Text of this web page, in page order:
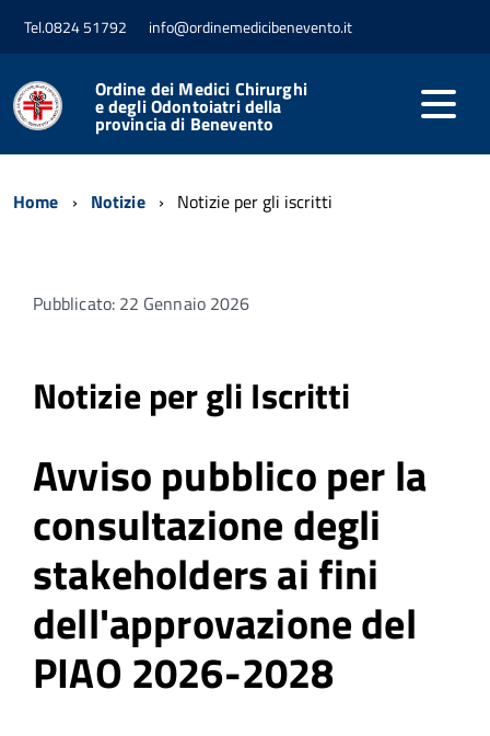
Tel.0824 51792 info@ordinemedicibenevento.it
Ordine dei Medici Chirurghi
e degli Odontoiatri della
provincia di Benevento
Home Notizie Notizie per gli iscritti
Pubblicato: 22 Gennaio 2026
Notizie per gli Iscritti
Avviso pubblico per la
consultazione degli
stakeholders ai fini
dell'approvazione del
PIAO 2026-2028